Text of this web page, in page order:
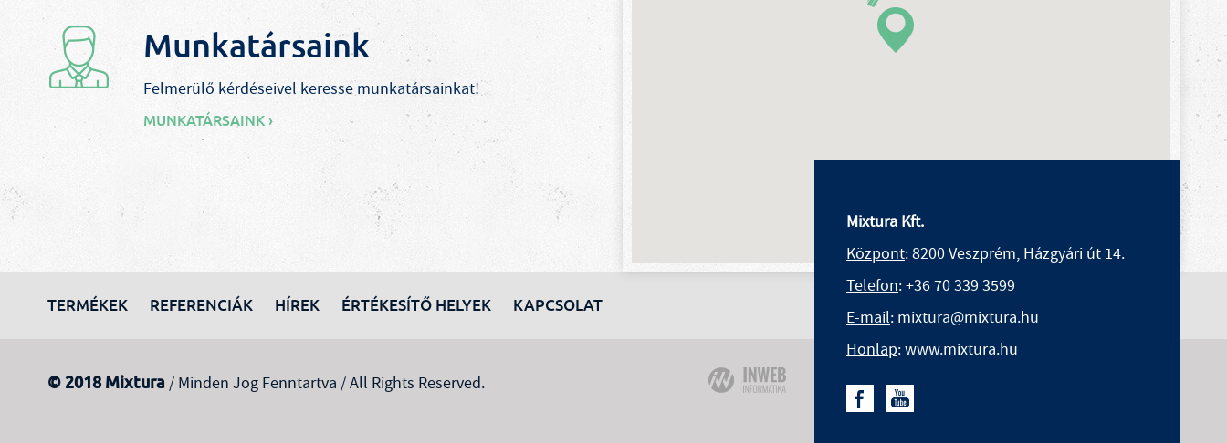
Munkatársaink
Felmerülő kérdéseivel keresse munkatársainkat!
MUNKATÁRSAINK ›
TERMÉKEK REFERENCIÁK HÍREK ÉRTÉKESÍTŐ HELYEK KAPCSOLAT
Mixtura Kft.
Központ: 8200 Veszprém, Házgyári út 14.
Telefon:+36 70 339 3599
E-mail: mixtura@mixtura.hu
Honlap: www.mixtura.hu
© 2018 Mixtura / Minden Jog Fenntartva / All Rights Reserved.